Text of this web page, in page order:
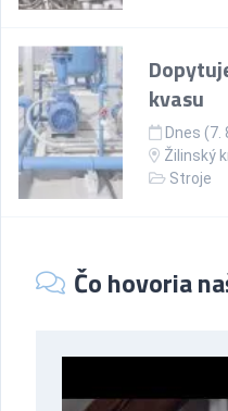
kvasu
Dnes (7.
Žilinský
Stroje
Čo hovoria